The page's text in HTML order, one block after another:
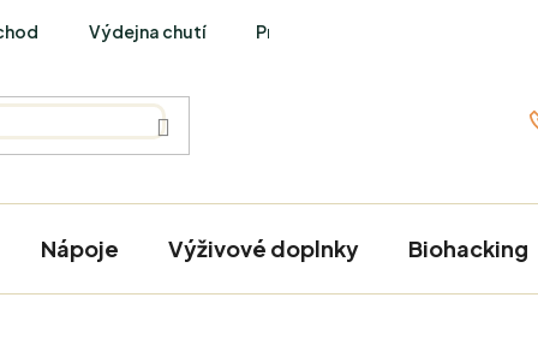
Výdejna chutí PraveBio Interviews
Nápoje Výživové doplnky Biohacking